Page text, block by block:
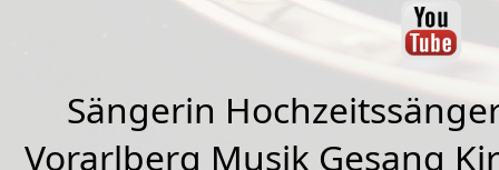
Sängerin
Vorarlberg Musik Gesang